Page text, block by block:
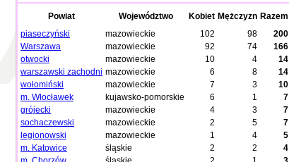
Powiat Województwo Kobiet Mężczyzn Razem
piaseczyński
mazowieckie 102 98 200
Warszawa
mazowieckie 92 74 166
otwocki
mazowieckie 10 4 14
warszawski zachodni mazowieckie 6 8 14
wołomiński
mazowieckie 7 3 10
m. Włocławek
kujawsko-pomorskie 6 1 7
grójecki
mazowieckie 4 3 7
sochaczewski
mazowieckie 2 5 7
legionowski
mazowieckie 1 4 5
m. Katowice
śląskie 2 2 4